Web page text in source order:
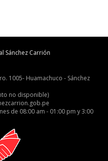
Sánchez Carrión
1005- Huamachuco - Sánchez
no disponible)
de 08:00 am - 01:00 pm y 3:00